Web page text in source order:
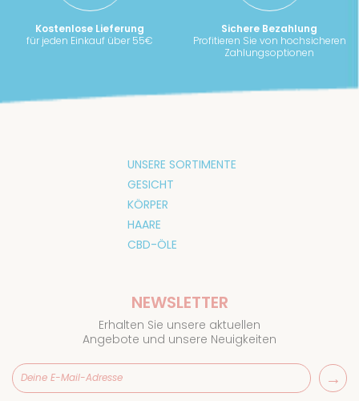
Kostenlose Lieferung
für jeden Einkauf über 55€
Sichere Bezahlung
Profitieren Sie von hochsicheren
Zahlungsoptionen
UNSERE SORTIMENTE
GESICHT
KÖRPER
HAARE
CBD-ÖLE
NEWSLETTER
Erhalten Sie unsere aktuellen
Angebote und unsere Neuigkeiten